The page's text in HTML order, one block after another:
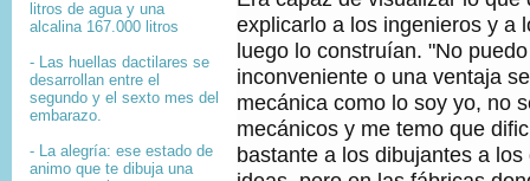
litros de agua y una
alcalina 167.000 litros
- Las huellas dactilares se
desarrollan entre el
segundo y el sexto mes del
embarazo.
- La alegría: ese estado de
animo que te dibuja una
N
,
explicarlo a los ingenieros y a
luego lo construían. "No
inconveniente o una ventaja
mecánica como lo soy yo, no
mecánicos y me temo que
bastante a los dibujantes a